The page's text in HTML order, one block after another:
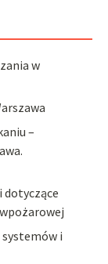
w
–
dotyczące
i